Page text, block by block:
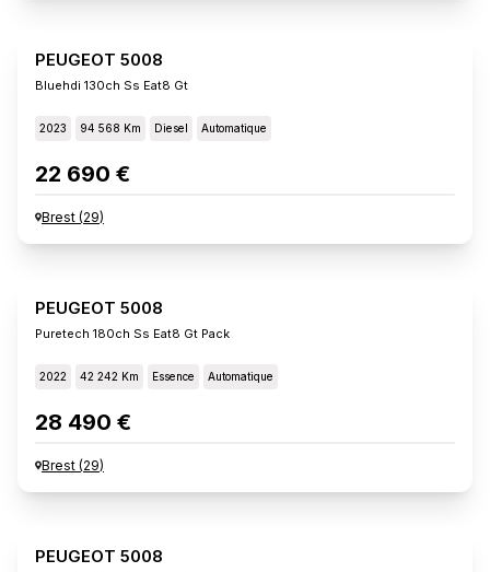
PEUGEOT 5008
Bluehdi 130ch Ss Eat8 Gt
2023 94 568 Km Diesel Automatique
22 690 €
Brest (29)
PEUGEOT 5008
Puretech 180ch Ss Eat8 Gt Pack
2022 42 242 Km Essence Automatique
28 490 €
Brest (29)
PEUGEOT 5008